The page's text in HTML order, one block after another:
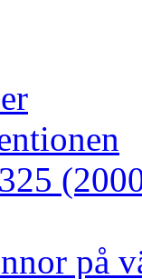
på